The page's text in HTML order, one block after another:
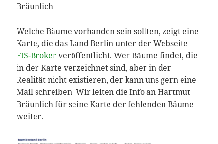
Bräunlich.
Welche Bäume vorhanden sein sollten, zeigt eine
Karte, die das Land Berlin unter der Webseite
FIS-Brokerveröffentlicht. Wer Bäume findet, die
in der Karte verzeichnet sind, aber in der
Realität nicht existieren, der kann uns gern eine
Mail schreiben. Wir leiten die Info an Hartmut
Bräunlich für seine Karte der fehlenden Bäume
weiter.